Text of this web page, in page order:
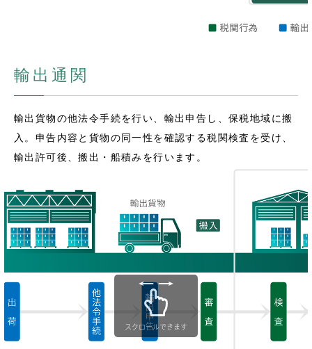
輸出通関
輸出貨物の他法令手続を行い、輸出申告し、保税地域に搬
入。申告内容と貨物の同一性を確認する税関検査を受け、
輸出許可後、搬出・船積みを行います。
スクロールできます